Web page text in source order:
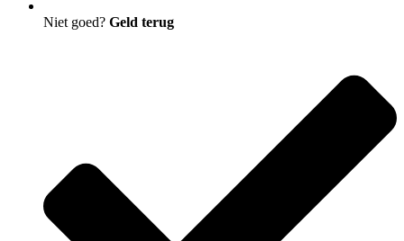
Niet goed? Geld terug